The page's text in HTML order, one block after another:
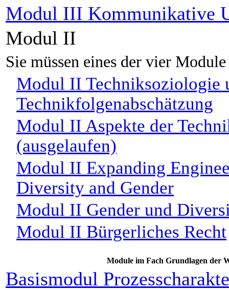
Modul III Kommunikative
Modul II
Sie müssen eines der vier
Modul II Techniksoziologie
Technikfolgenabschätzung
Modul II Aspekte der
(ausgelaufen)
Modul II Expanding
Diversity and Gender
Modul II Gender und
Modul II Bürgerliches Recht
Module im Fach Grundlagen der
Basismodul